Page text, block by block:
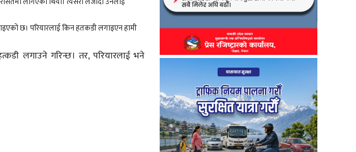
छ। परियारलाई किन हतकडी लगाइएन हामी
लगाउने गरिन्छ। तर, परियारलाई भने